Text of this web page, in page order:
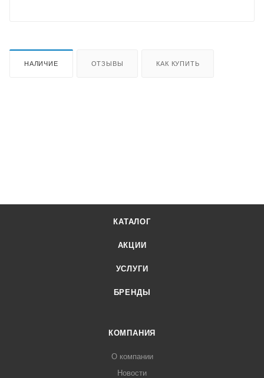
НАЛИЧИЕ ОТЗЫВЫ КАК КУПИТЬ
КАТАЛОГ
АКЦИИ
УСЛУГИ
БРЕНДЫ
КОМПАНИЯ
О компании
Новости